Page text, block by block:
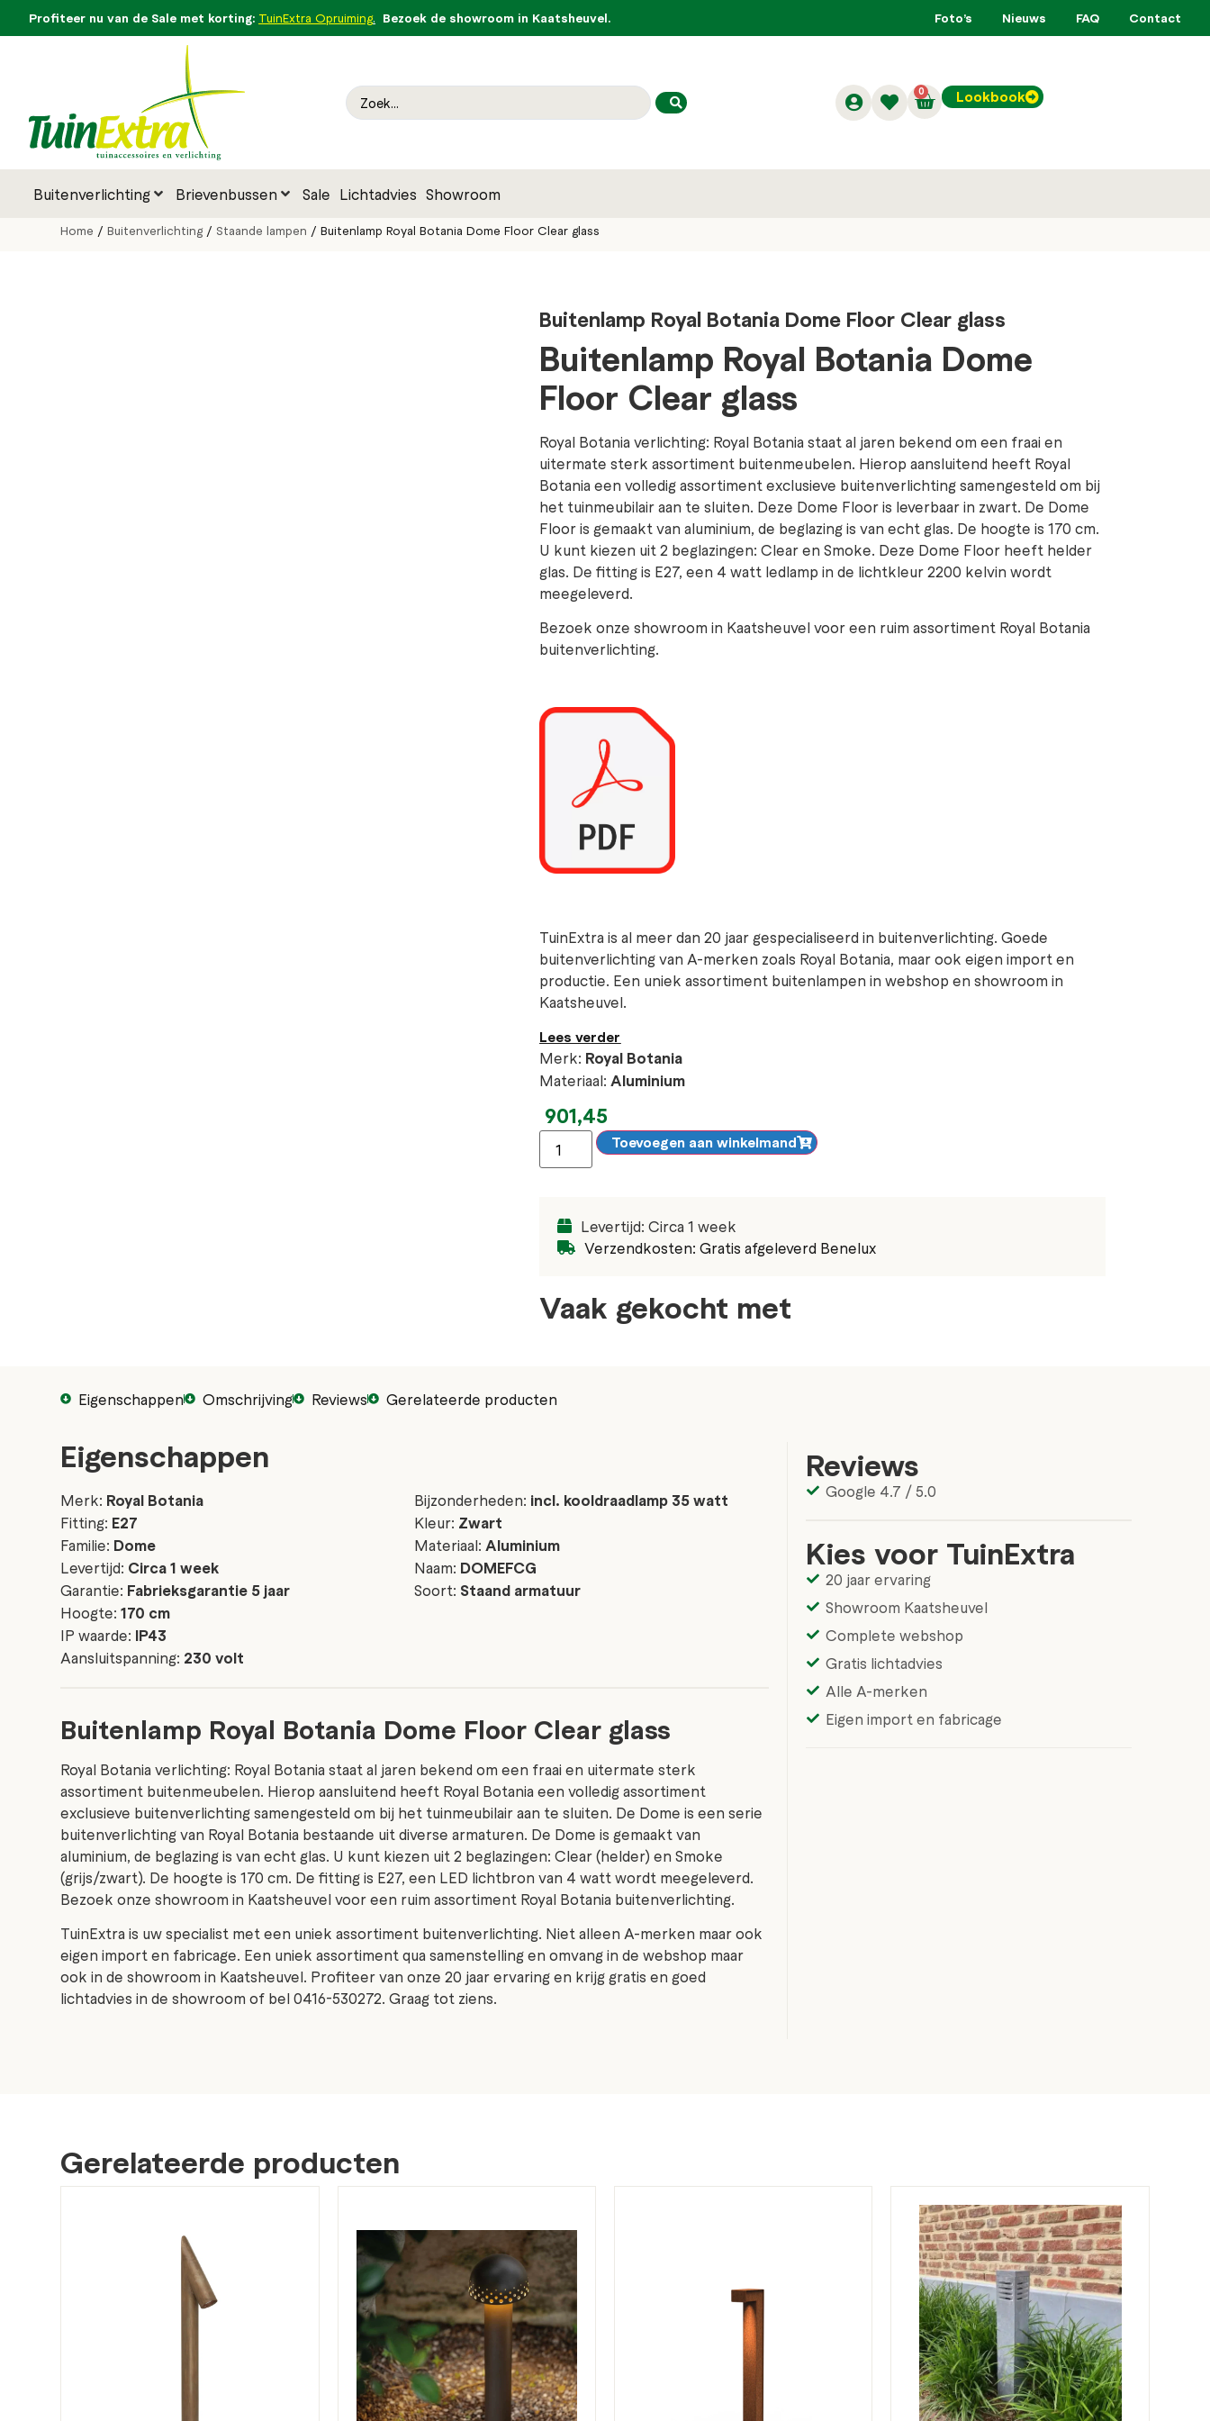
Profiteer nu van de Sale met korting: TuinExtra Opruiming. Bezoek de showroom in Kaatsheuvel. Foto’s Nieuws FAQ Contact
0 Lookbook
Buitenverlichting Brievenbussen Sale Lichtadvies Showroom
Home /Buitenverlichting/ Staande lampen / Buitenlamp Royal Botania Dome Floor Clear glass
Buitenlamp Royal Botania Dome Floor Clear glass
Buitenlamp Royal Botania Dome
Floor Clear glass
Royal Botania verlichting: Royal Botania staat al jaren bekend om een fraai en
uitermate sterk assortiment buitenmeubelen. Hierop aansluitend heeft Royal
Botania een volledig assortiment exclusieve buitenverlichting samengesteld om bij
het tuinmeubilair aan te sluiten. Deze Dome Floor is leverbaar in zwart. De Dome
Floor is gemaakt van aluminium, de beglazing is van echt glas. De hoogte is 170 cm.
U kunt kiezen uit 2 beglazingen: Clear en Smoke. Deze Dome Floor heeft helder
glas. De fitting is E27, een 4 watt ledlamp in de lichtkleur 2200 kelvin wordt
meegeleverd.
Bezoek onze showroom in Kaatsheuvel voor een ruim assortiment Royal Botania
buitenverlichting.
TuinExtra is al meer dan 20 jaar gespecialiseerd in buitenverlichting. Goede
buitenverlichting van A-merken zoals Royal Botania, maar ook eigen import en
productie. Een uniek assortiment buitenlampen in webshop en showroom in
Kaatsheuvel.
Lees verder
Merk: Royal Botania
Materiaal:Aluminium
901,45
Toevoegen aan winkelmand
Levertijd: Circa 1 week
Verzendkosten: Gratis afgeleverd Benelux
Vaak gekocht met
Eigenschappen Omschrijving Reviews Gerelateerde producten
Eigenschappen
Merk: Royal Botania
Fitting: E27
Familie: Dome
Levertijd: Circa 1 week
Garantie: Fabrieksgarantie 5 jaar
Hoogte:170 cm
IP waarde: IP43
Aansluitspanning: 230 volt
Bijzonderheden: incl. kooldraadlamp 35 watt
Kleur: Zwart
Materiaal: Aluminium
Naam: DOMEFCG
Soort: Staand armatuur
Buitenlamp Royal Botania Dome Floor Clear glass
Royal Botania verlichting: Royal Botania staat al jaren bekend om een fraai en uitermate sterk
assortiment buitenmeubelen. Hierop aansluitend heeft Royal Botania een volledig assortiment
exclusieve buitenverlichting samengesteld om bij het tuinmeubilair aan te sluiten. De Dome is een serie
buitenverlichting van Royal Botania bestaande uit diverse armaturen. De Dome is gemaakt van
aluminium, de beglazing is van echt glas. U kunt kiezen uit 2 beglazingen: Clear (helder) en Smoke
(grijs/zwart). De hoogte is 170 cm. De fitting is E27, een LED lichtbron van 4 watt wordt meegeleverd.
Bezoek onze showroom in Kaatsheuvel voor een ruim assortiment Royal Botania buitenverlichting.
TuinExtra is uw specialist met een uniek assortiment buitenverlichting. Niet alleen A-merken maar ook
eigen import en fabricage. Een uniek assortiment qua samenstelling en omvang in de webshop maar
ook in de showroom in Kaatsheuvel. Profiteer van onze 20 jaar ervaring en krijg gratis en goed
lichtadvies in de showroom of bel 0416-530272. Graag tot ziens.
Reviews
Google 4.7 / 5.0
Kies voor TuinExtra
20 jaar ervaring
Showroom Kaatsheuvel
Complete webshop
Gratis lichtadvies
Alle A-merken
Eigen import en fabricage
Gerelateerde producten